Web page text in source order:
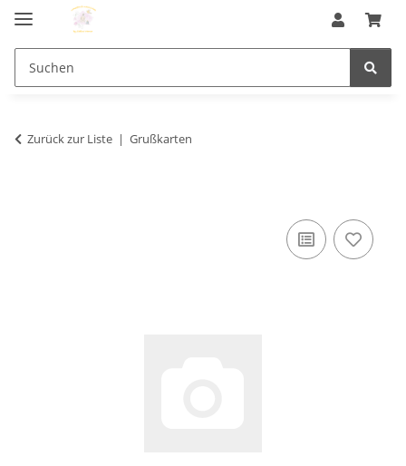
Zurück zur Liste Grußkarten